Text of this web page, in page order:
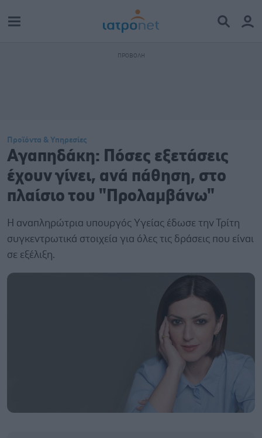
Προϊόντα & Υπηρεσίες
Αγαπηδάκη: Πόσες εξετάσεις
έχουν γίνει, ανά πάθηση, στο
πλαίσιο του "Προλαμβάνω"
Η αναπληρώτρια υπουργός Υγείας έδωσε την Τρίτη
συγκεντρωτικά στοιχεία για όλες τις δράσεις που είναι
σε εξέλιξη.